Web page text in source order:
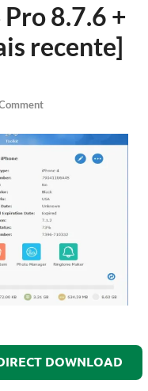
8.7.6 +
recente]
DOWNLOAD